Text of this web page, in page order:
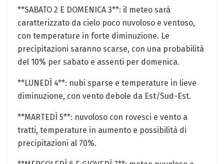
**SABATO 2 E DOMENICA 3**: il meteo sarà
caratterizzato da cielo⁣ poco ⁣nuvoloso e ⁣ventoso,
con temperature in forte diminuzione. Le ​
precipitazioni saranno scarse, con una probabilità
del 10% per sabato e assenti per domenica.
**LUNEDÌ 4**: nubi sparse e ‍temperature in lieve
diminuzione, con vento debole da Est/Sud-Est.
**MARTEDÌ 5**: nuvoloso con rovesci e vento a
tratti, temperature in aumento e possibilità di
precipitazioni al 70%.